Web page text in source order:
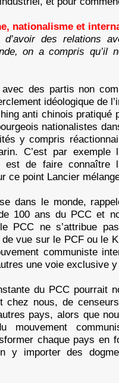
nationalisme et
des relations
on a compris qu’il
des partis non
idéologique de
anti chinois pratiqué
nationalistes
y compris
C’est par
est de faire connaître
ce point Lancier
dans le monde,
100 ans du PCC et
le PCC ne s’attribue
vue sur le PCF ou le
communiste
une voie exclusive
du PCC pourrait
chez nous, de
pays, alors que
mouvement
chaque pays en
y importer des